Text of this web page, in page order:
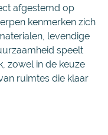
afgestemd op
kenmerken zich
levendige
speelt
zowel in de keuze
ruimtes die klaar